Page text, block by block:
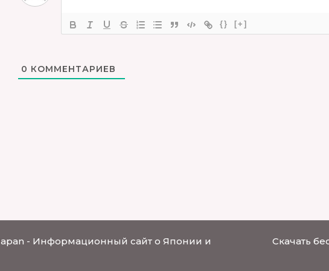
{} [+]
0 КОММЕНТАРИЕВ
- Информационный сайт о Японии и
Скачать